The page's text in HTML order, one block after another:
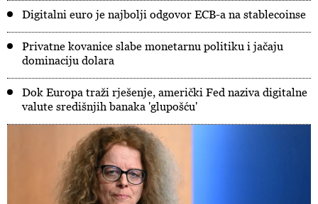
Digitalni euro je najbolji odgovor ECB-a na stablecoinse
Privatne kovanice slabe monetarnu politiku i jačaju
dominaciju dolara
Dok Europa traži rješenje, američki Fed naziva digitalne
valute središnjih banaka 'glupošću'